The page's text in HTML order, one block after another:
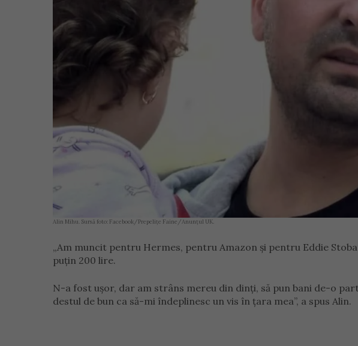
Alin Mihu. Sursă foto: Facebook/Prepelițe Faine/Anunțul UK.
„Am muncit pentru Hermes, pentru Amazon și pentru Eddie
puțin 200 lire.
N-a fost ușor, dar am strâns mereu din dinți, să pun bani de-o
destul de bun ca să-mi îndeplinesc un vis în țara mea”, a spus Alin.